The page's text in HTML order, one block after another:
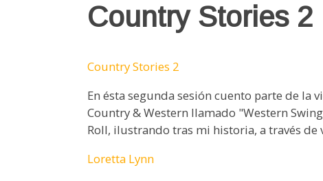
Country Stories 2
Country Stories 2
En ésta segunda sesión cuento parte de la
Country & Western llamado "Western
Roll, ilustrando tras mi historia, a través de
Loretta Lynn